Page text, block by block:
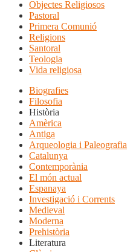
Objectes Religiosos
Pastoral
Primera Comunió
Religions
Santoral
Teologia
Vida religiosa
Biografies
Filosofia
Història
Amèrica
Antiga
Arqueologia i Paleografia
Catalunya
Contemporània
El món actual
Espanaya
Investigació i Corrents
Medieval
Moderna
Prehistòria
Literatura